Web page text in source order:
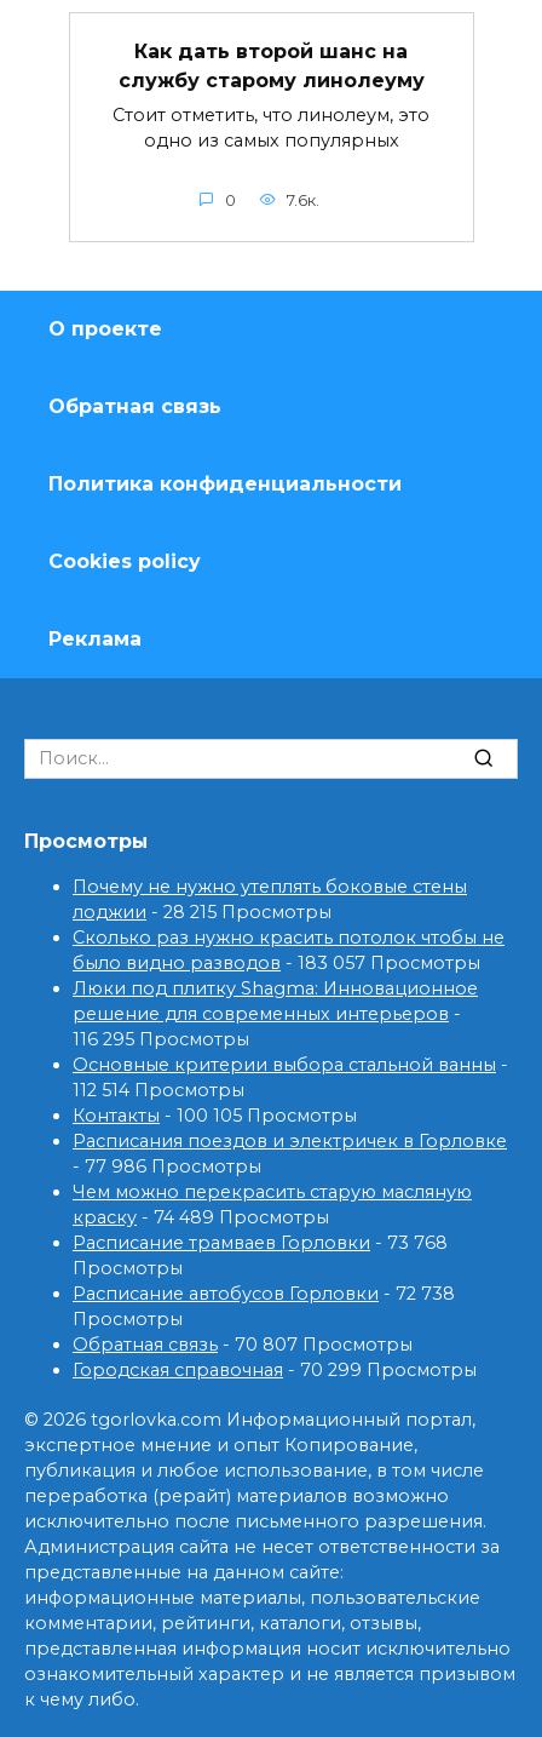
Как дать второй шанс на
службу старому линолеуму
Стоит отметить, что линолеум, это
одно из самых популярных
0 7.6к.
О проекте
Обратная связь
Политика конфиденциальности
Cookies policy
Реклама
Search
for:
Просмотры
Почему не нужно утеплять боковые стены
лоджии - 28 215 Просмотры
Сколько раз нужно красить потолок чтобы не
было видно разводов - 183 057 Просмотры
Люки под плитку Shagma: Инновационное
решение для современных интерьеров -
116 295 Просмотры
Основные критерии выбора стальной ванны -
112 514 Просмотры
Контакты - 100 105 Просмотры
Расписания поездов и электричек в Горловке
- 77 986 Просмотры
Чем можно перекрасить старую масляную
краску - 74 489 Просмотры
Расписание трамваев Горловки - 73 768
Просмотры
Расписание автобусов Горловки - 72 738
Просмотры
Обратная связь - 70 807 Просмотры
Городская справочная - 70 299 Просмотры
© 2026 tgorlovka.com Информационный портал,
экспертное мнение и опыт Копирование,
публикация и любое использование, в том числе
переработка (рерайт) материалов возможно
исключительно после письменного разрешения.
Администрация сайта не несет ответственности за
представленные на данном сайте:
информационные материалы, пользовательские
комментарии, рейтинги, каталоги, отзывы,
представленная информация носит исключительно
ознакомительный характер и не является призывом
к чему либо.